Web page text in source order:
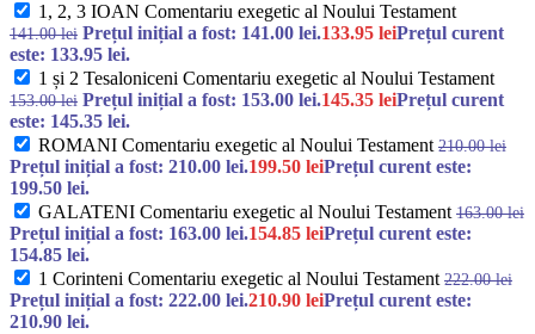
1, 2, 3 IOAN Comentariu exegetic al Noului Testament
141.00lei Prețul inițial a fost: 141.00 lei.133.95 leiPrețul curent
este: 133.95 lei.
1 și 2 Tesaloniceni Comentariu exegetic al Noului Testament
153.00lei Prețul inițial a fost: 153.00 lei.145.35 leiPrețul curent
este: 145.35 lei.
ROMANI Comentariu exegetic al Noului Testament 210.00lei
Prețul inițial a fost: 210.00 lei.199.50 leiPrețul curent este:
199.50 lei.
GALATENI Comentariu exegetic al Noului Testament 163.00lei
Prețul inițial a fost: 163.00 lei.154.85 leiPrețul curent este:
154.85 lei.
1 Corinteni Comentariu exegetic al Noului Testament 222.00lei
Prețul inițial a fost: 222.00 lei.210.90 leiPrețul curent este:
210.90 lei.